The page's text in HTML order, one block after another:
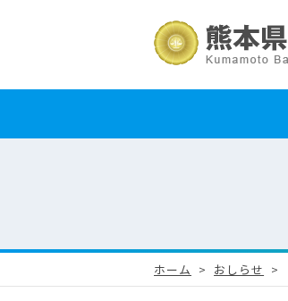
ホーム おしらせ